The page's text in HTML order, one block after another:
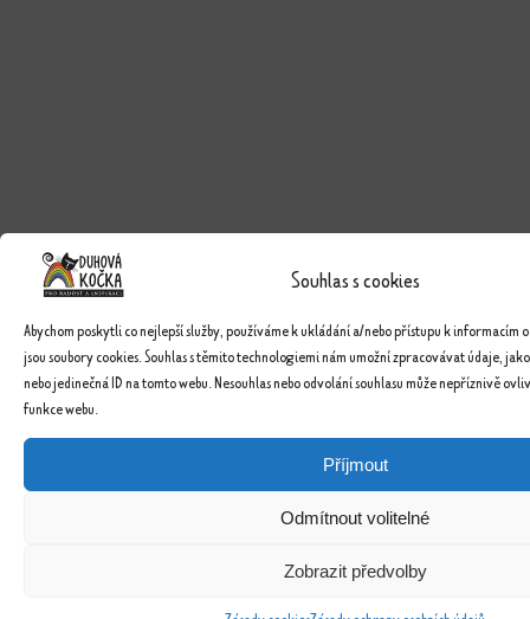
Souhlas s cookies
Abychom poskytli co nejlepší služby, používáme k ukládání a/nebo přístupu k informacím
jsou soubory cookies. Souhlas s těmito technologiemi nám umožní zpracovávat údaje,
nebo jedinečná ID na tomto webu. Nesouhlas nebo odvolání souhlasu může nepříznivě
funkce webu.
Příjmout
Odmítnout volitelné
Zobrazit předvolby